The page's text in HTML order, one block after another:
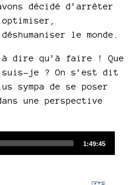
décidé d’arrêter
le monde.
dire qu’à faire ! Que
je ? On s’est dit
sympa de se poser
une perspective
Total
1:49:45